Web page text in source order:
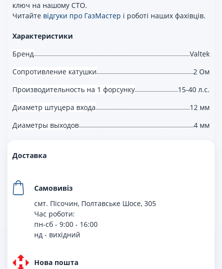
ключ на нашому СТО.
Читайте відгуки про ГазМастер і роботі наших фахівців.
Характеристики
Бренд
Valtek
Сопротивление катушки
2 Ом
Производительность на 1 форсунку
15-40 л.с.
Диаметр штуцера входа
12 мм
Диаметры выходов
4 мм
Доставка
Самовивіз
смт. Пісочин, Полтавське Шосе, 305
Час роботи:
пн-сб - 9:00 - 16:00
нд - вихiдний
Нова пошта